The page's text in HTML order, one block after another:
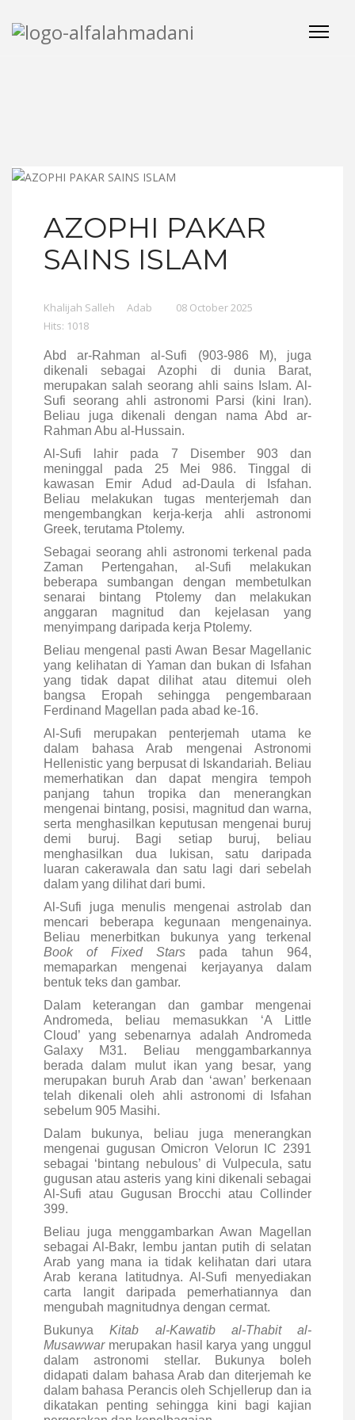
AZOPHI PAKAR
SAINS ISLAM
Khalijah Salleh Adab
08 October 2025
Hits: 1018
Abd ar-Rahman al-Sufi (903-986 M), juga
dikenali sebagai Azophi di dunia Barat,
merupakan salah seorang ahli sains Islam. Al-
Sufi seorang ahli astronomi Parsi (kini Iran).
Beliau juga dikenali dengan nama Abd ar-
Rahman Abu al-Hussain.
Al-Sufi lahir pada 7 Disember 903 dan
meninggal pada 25 Mei 986. Tinggal di
kawasan Emir Adud ad-Daula di Isfahan.
Beliau melakukan tugas menterjemah dan
mengembangkan kerja-kerja ahli astronomi
Greek, terutama Ptolemy.
Sebagai seorang ahli astronomi terkenal pada
Zaman Pertengahan, al-Sufi melakukan
beberapa sumbangan dengan membetulkan
senarai bintang Ptolemy dan melakukan
anggaran magnitud dan kejelasan yang
menyimpang daripada kerja Ptolemy.
Beliau mengenal pasti Awan Besar Magellanic
yang kelihatan di Yaman dan bukan di Isfahan
yang tidak dapat dilihat atau ditemui oleh
bangsa Eropah sehingga pengembaraan
Ferdinand Magellan pada abad ke-16.
Al-Sufi merupakan penterjemah utama ke
dalam bahasa Arab mengenai Astronomi
Hellenistic yang berpusat di Iskandariah. Beliau
memerhatikan dan dapat mengira tempoh
panjang tahun tropika dan menerangkan
mengenai bintang, posisi, magnitud dan warna,
serta menghasilkan keputusan mengenai buruj
demi buruj. Bagi setiap buruj, beliau
menghasilkan dua lukisan, satu daripada
luaran cakerawala dan satu lagi dari sebelah
dalam yang dilihat dari bumi.
Al-Sufi juga menulis mengenai astrolab dan
mencari beberapa kegunaan mengenainya.
Beliau menerbitkan bukunya yang terkenal
Book of Fixed Stars pada tahun 964,
memaparkan mengenai kerjayanya dalam
bentuk teks dan gambar.
Dalam keterangan dan gambar mengenai
Andromeda, beliau memasukkan ‘A Little
Cloud’ yang sebenarnya adalah Andromeda
Galaxy M31. Beliau menggambarkannya
berada dalam mulut ikan yang besar, yang
merupakan buruh Arab dan ‘awan’ berkenaan
telah dikenali oleh ahli astronomi di Isfahan
sebelum 905 Masihi.
Dalam bukunya, beliau juga menerangkan
mengenai gugusan Omicron Velorun IC 2391
sebagai ‘bintang nebulous’ di Vulpecula, satu
gugusan atau asteris yang kini dikenali sebagai
Al-Sufi atau Gugusan Brocchi atau Collinder
399.
Beliau juga menggambarkan Awan Magellan
sebagai Al-Bakr, lembu jantan putih di selatan
Arab yang mana ia tidak kelihatan dari utara
Arab kerana latitudnya. Al-Sufi menyediakan
carta langit daripada pemerhatiannya dan
mengubah magnitudnya dengan cermat.
BukunyaKitab al-Kawatib al-Thabit al-
Musawwarmerupakan hasil karya yang unggul
dalam astronomi stellar. Bukunya boleh
didapati dalam bahasa Arab dan diterjemah ke
dalam bahasa Perancis oleh Schjellerup dan ia
dikatakan penting sehingga kini bagi kajian